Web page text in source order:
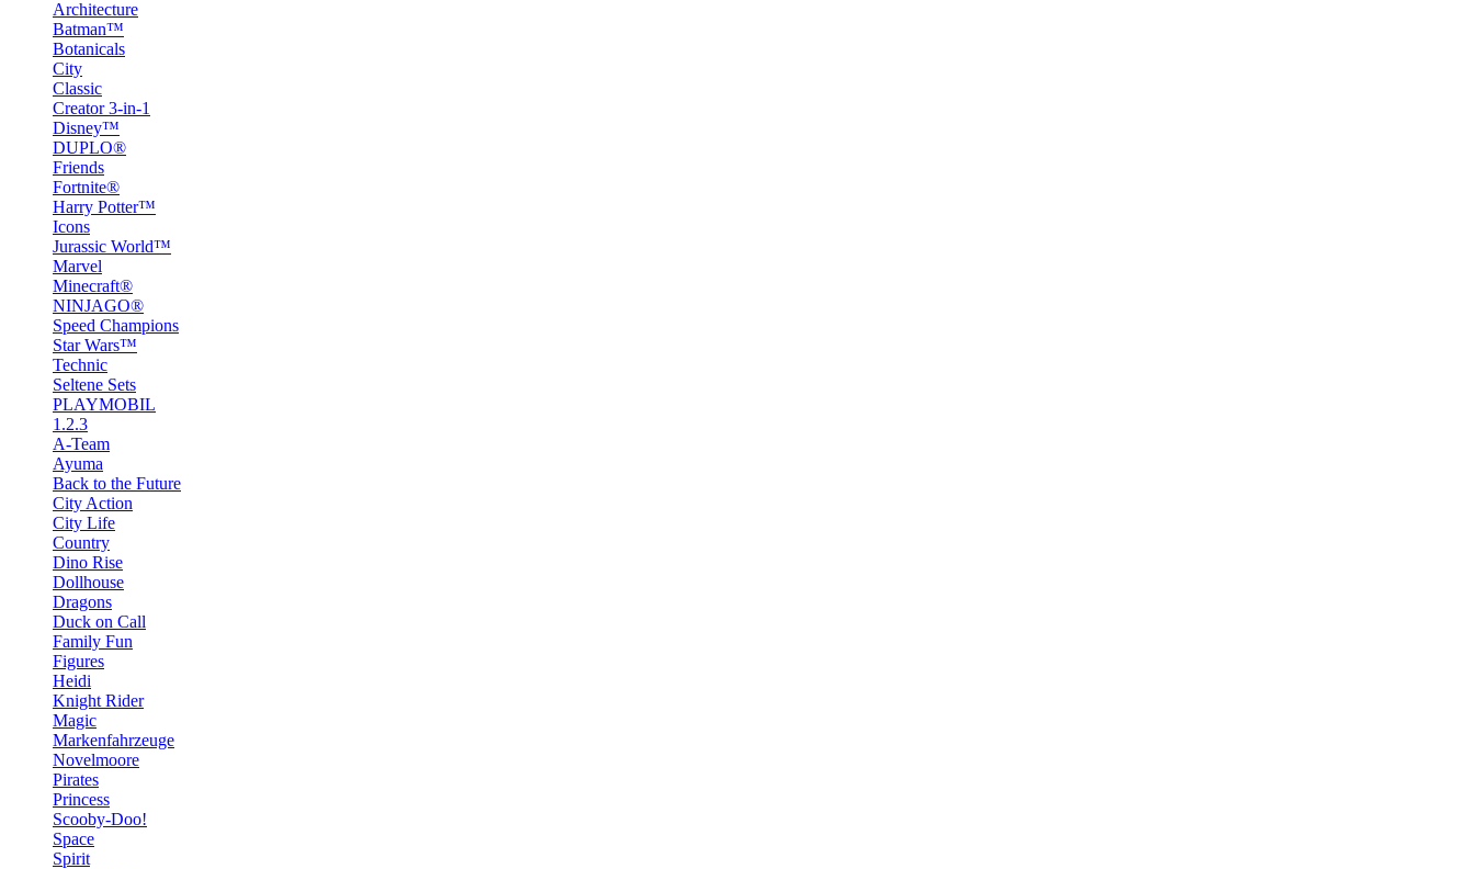
Architecture
Batman™
Botanicals
City
Classic
Creator 3-in-1
Disney™
DUPLO®
Friends
Fortnite®
Harry Potter™
Icons
Jurassic World™
Marvel
Minecraft®
NINJAGO®
Speed Champions
Star Wars™
Technic
Seltene Sets
PLAYMOBIL
1.2.3
A-Team
Ayuma
Back to the Future
City Action
City Life
Country
Dino Rise
Dollhouse
Dragons
Duck on Call
Family Fun
Figures
Heidi
Knight Rider
Magic
Markenfahrzeuge
Novelmoore
Pirates
Princess
Scooby-Doo!
Space
Spirit